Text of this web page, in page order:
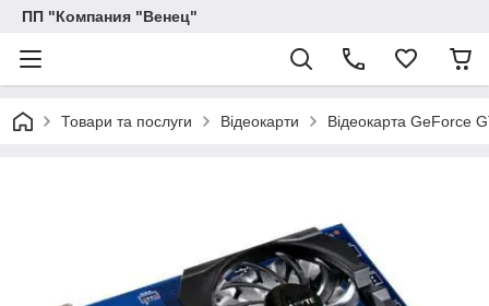
ПП "Компания "Венец"
Товари та послуги Відеокарти Відеокарта GeForce